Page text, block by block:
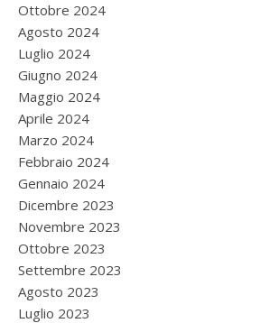
Ottobre 2024
Agosto 2024
Luglio 2024
Giugno 2024
Maggio 2024
Aprile 2024
Marzo 2024
Febbraio 2024
Gennaio 2024
Dicembre 2023
Novembre 2023
Ottobre 2023
Settembre 2023
Agosto 2023
Luglio 2023